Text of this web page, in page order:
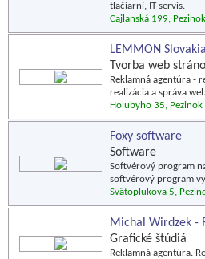
tlačiarní, IT servis.
Cajlanská 199, Pezinok
LEMMON
Tvorba web
Reklamná agentúra -
realizácia a správa
Holubyho 35, Pezinok
Foxy software
Software
Softvérový program
softvérový program
Svätoplukova 5,
Michal Wirdzek -
Grafické štúdiá
Reklamná agentúra.